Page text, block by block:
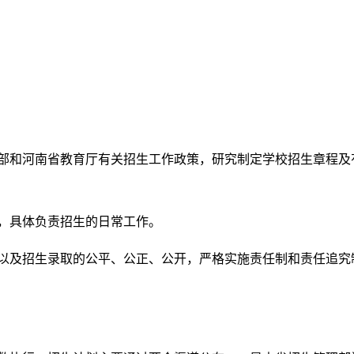
河南省教育厅有关招生工作政策，研究制定学校招生章程
体负责招生的日常工作。
招生录取的公平、公正、公开，严格实施责任制和责任追